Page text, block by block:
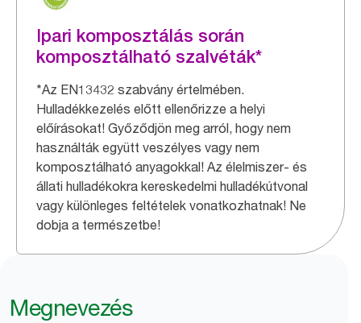
Ipari komposztálás során
komposztálható szalvéták*
*Az EN13432 szabvány értelmében.
Hulladékkezelés előtt ellenőrizze a helyi
előírásokat! Győződjön meg arról, hogy nem
használták együtt veszélyes vagy nem
komposztálható anyagokkal! Az élelmiszer- és
állati hulladékokra kereskedelmi hulladékútvonal
vagy különleges feltételek vonatkozhatnak! Ne
dobja a természetbe!
Megnevezés